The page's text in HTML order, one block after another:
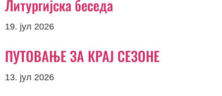
Литургијска беседа
19. јул 2026
ПУТОВАЊЕ ЗА КРАЈ СЕЗОНЕ
13. јул 2026